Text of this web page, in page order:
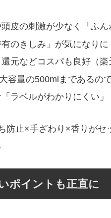
皮の刺激が少なく「ふん
のきしみ」が気になりに
元などコスパも良好（楽
容量の500mlまであるの
ラベルがわかりにくい
防止×手ざわり×香りがセ
ポイントも正直に